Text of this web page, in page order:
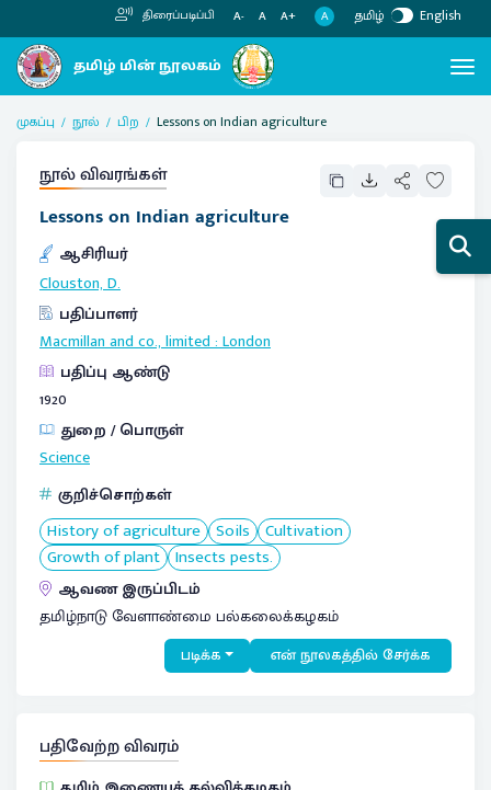
திரைப்படிப்பி A- A A+ A தமிழ் English
முகப்பு நூல் பிற Lessons on Indian agriculture
நூல் விவரங்கள்
Lessons on Indian agriculture
ஆசிரியர்
Clouston, D.
பதிப்பாளர்
Macmillan and co., limited:London
பதிப்பு ஆண்டு
1920
துறை / பொருள்
Science
குறிச்சொற்கள்
History of agriculture Soils Cultivation
Growth of plant Insects pests.
ஆவண இருப்பிடம்
தமிழ்நாடு வேளாண்மை பல்கலைக்கழகம்
படிக்க என் நூலகத்தில் சேர்க்க
பதிவேற்ற விவரம்